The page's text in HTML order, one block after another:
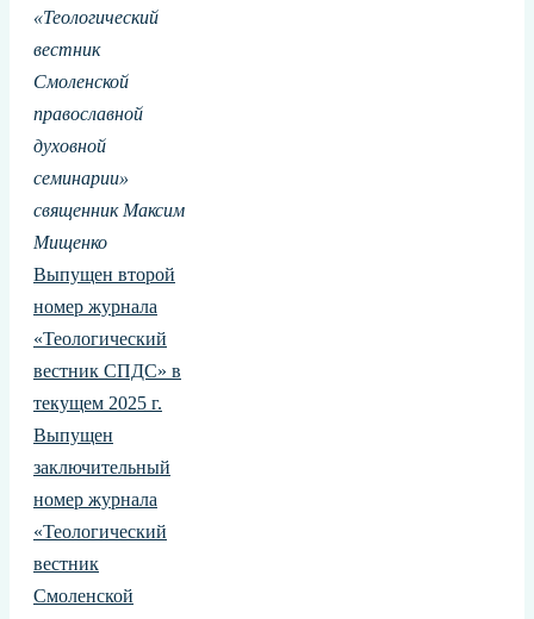
«Теологический
вестник
Смоленской
православной
духовной
семинарии»
священник Максим
Мищенко
Выпущен второй
номер журнала
«Теологический
вестник СПДС» в
текущем 2025 г.
Выпущен
заключительный
номер журнала
«Теологический
вестник
Смоленской